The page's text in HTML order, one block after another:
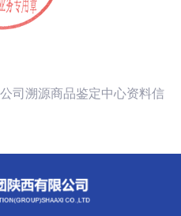
司溯源商品鉴定中心资料信